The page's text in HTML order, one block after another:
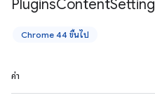
PluginsContentSetting
Chrome 44 ขึ้นไป
ค่า